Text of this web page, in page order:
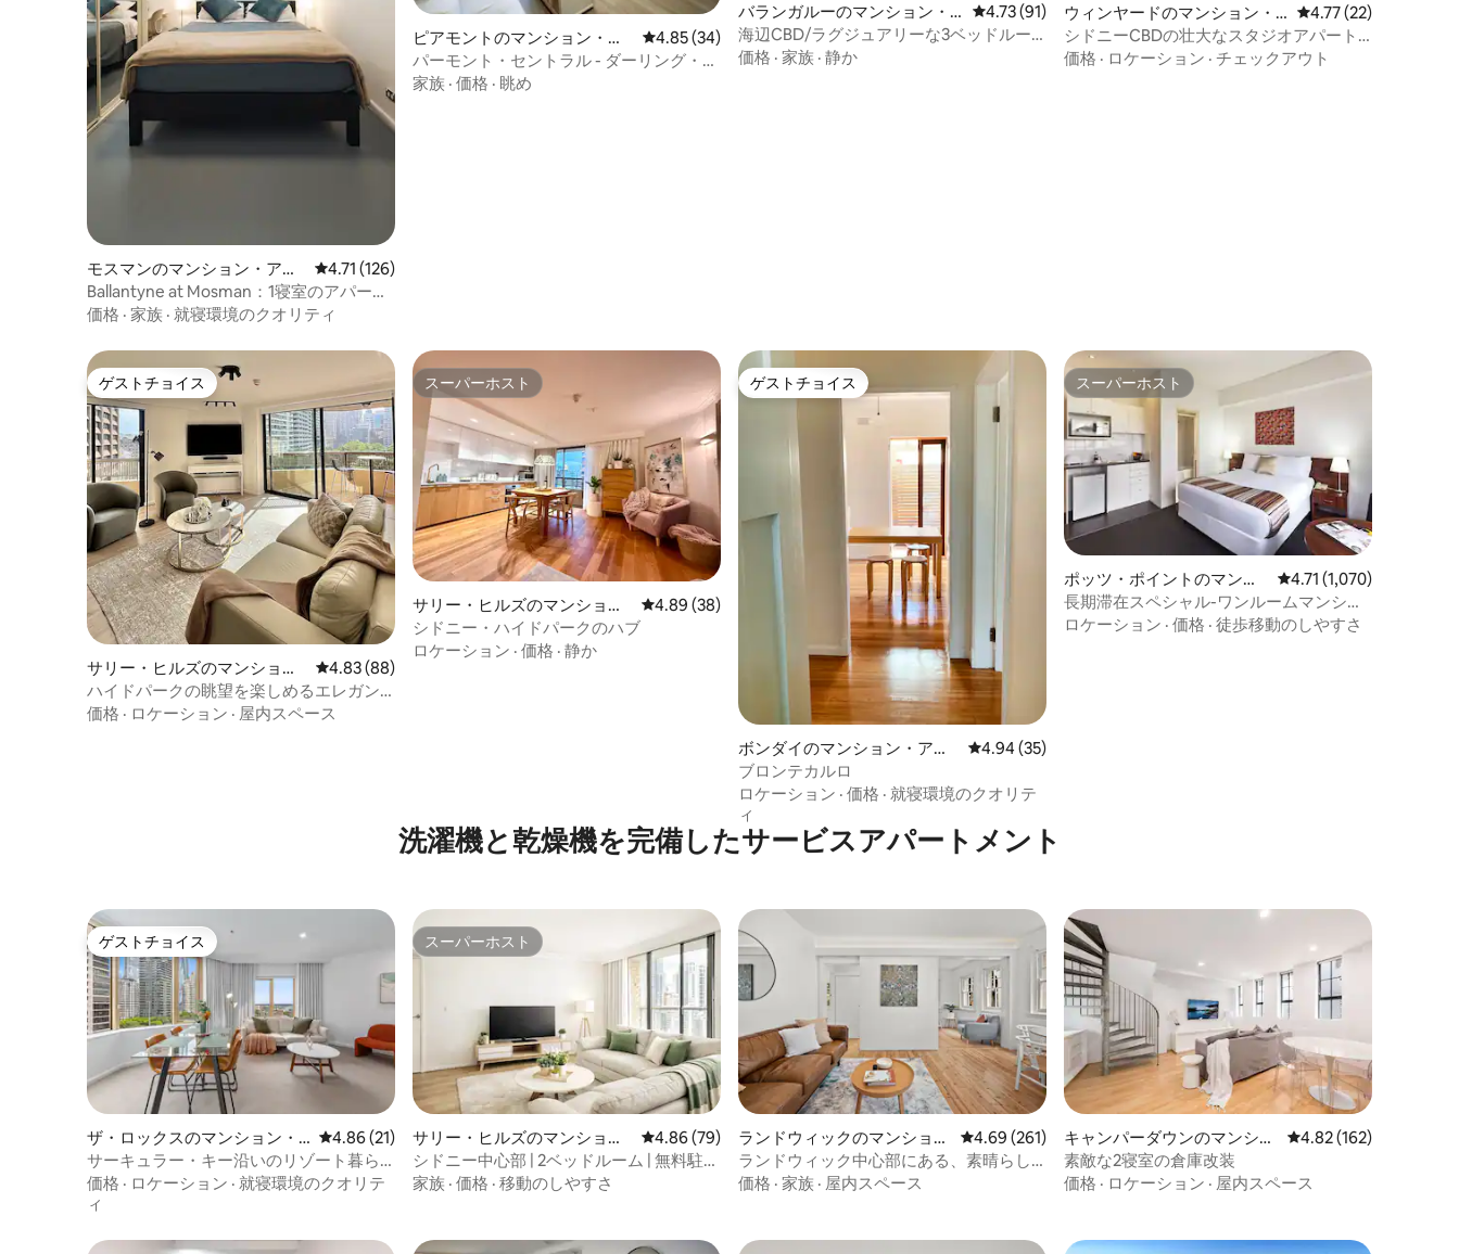
モスマンのマンション・アパ
ート
レビュー126件、5つ星中4.71つ星の平均評価
4.71 (126)
Ballantyne at Mosman：1寝室のアパート
／駐車場利用可能
価格 · 家族 · 就寝環境のクオリティ
ピアモントのマンション・ア
パート
レビュー34件、5つ星中4.85つ星の平均評価
4.85 (34)
パーモント・セントラル - ダーリング・ハ
ーバー
家族 · 価格 · 眺め
バランガルーのマンション・
アパート
レビュー91件、5つ星中4.73つ星の平均評価
4.73 (91)
海辺CBD/ラグジュアリーな3ベッドルー
ム/6名様可能/ダブル駐車場/絶景/交通の
価格 · 家族 · 静か
ウィンヤードのマンション・
アパート
レビュー22件、5つ
4.77 (22)
シドニーCBDの壮大なスタジオアパート
+ジム！
価格 · ロケーション · チェックアウト
ゲストチョイス
ゲストチョイス
サリー・ヒルズのマンショ
ン・アパート
レビュー88件、5つ星中4.83つ星の平均評価
4.83 (88)
ハイドパークの眺望を楽しめるエレガン
トな隠れ家（ジム＆屋上プール付き）
価格 · ロケーション · 屋内スペース
スーパーホスト
スーパーホスト
サリー・ヒルズのマンショ
ン・アパート
レビュー38件、5つ星中4.89つ星の平均評価
4.89 (38)
シドニー・ハイドパークのハブ
ロケーション · 価格 · 静か
ゲストチョイス
ゲストチョイス
ボンダイのマンション・アパ
ート
レビュー35件、5つ星中4.94つ星の平均評価
4.94 (35)
ブロンテカルロ
ロケーション · 価格 · 就寝環境のクオリテ
ィ
スーパーホスト
スーパーホスト
ポッツ・ポイントのマンシ
ョン・アパート
レビュー1,070件、5つ
4.71 (1,070)
長期滞在スペシャル-ワンルームマンショ
ン
ロケーション · 価格 · 徒歩移動のしやすさ
洗濯機と乾燥機を完備したサービスアパートメント
ゲストチョイス
ゲストチョイス
ザ・ロックスのマンション・
アパート
レビュー21件、5つ星中4.86つ星の平均評価
4.86 (21)
サーキュラー・キー沿いのリゾート暮ら
しを体験できるロックス・アウトルック
価格 · ロケーション · 就寝環境のクオリテ
ィ
スーパーホスト
スーパーホスト
サリー・ヒルズのマンショ
ン・アパート
レビュー79件、5つ星中4.86つ星の平均評価
4.86 (79)
シドニー中心部 | 2ベッドルーム | 無料駐車
場 | セルフチェックイン
家族 · 価格 · 移動のしやすさ
ランドウィックのマンショ
ン・アパート
レビュー261件、5つ星中4.69つ星の平均評価
4.69 (261)
ランドウィック中心部にある、素晴らし
いベッドルーム＋書斎
価格 · 家族 · 屋内スペース
キャンパーダウンのマンショ
ン・アパート
レビュー162件、5つ
4.82 (162)
素敵な2寝室の倉庫改装
価格 · ロケーション · 屋内スペース